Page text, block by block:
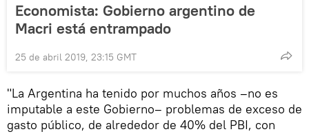
Economista: Gobierno argentino de
Macri está entrampado
25 de abril 2019, 23:15 GMT
"La Argentina ha tenido por muchos años –no es
imputable a este Gobierno– problemas de exceso de
gasto público, de alrededor de 40% del PBI, con